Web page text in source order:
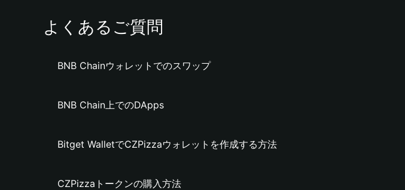
よくあるご質問
BNB Chainウォレットでのスワップ
BNB Chain上でのDApps
Bitget WalletでCZPizzaウォレットを作成する方法
CZPizzaトークンの購入方法